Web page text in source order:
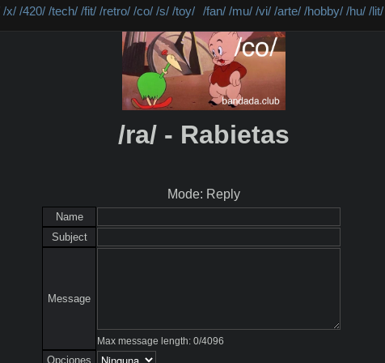
/x/ /420/ /tech/ /fit/ /retro/ /co/ /s/ /toy/ /fan/ /mu/ /vi/ /arte/ /hobby/ /hu/ /lit/
/ra/ - Rabietas
Mode: Reply
Name
Subject
Message
Max message length: 0/4096
Opciones